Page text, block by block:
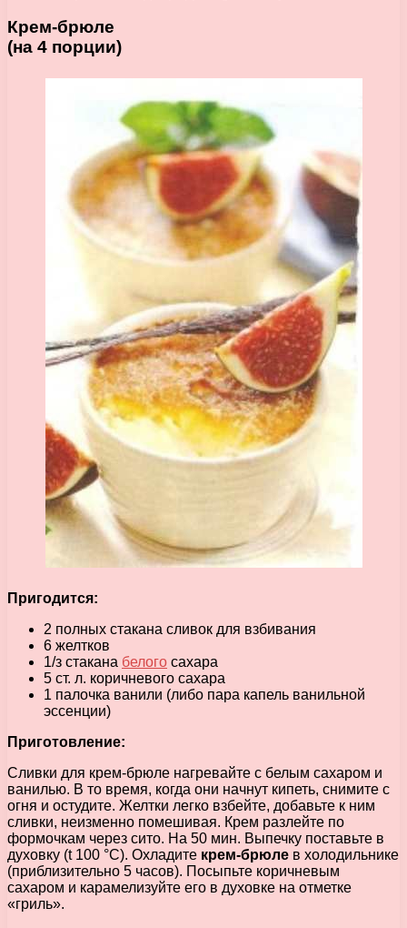
Крем-брюле
(на 4 порции)
Пригодится:
2 полных стакана сливок для взбивания
6 желтков
1/з стакана белого сахара
5 ст. л. коричневого сахара
1 палочка ванили (либо пара капель ванильной
эссенции)
Приготовление:
Сливки для крем-брюле нагревайте с белым сахаром и
ванилью. В то время, когда они начнут кипеть, снимите с
огня и остудите. Желтки легко взбейте, добавьте к ним
сливки, неизменно помешивая. Крем разлейте по
формочкам через сито. На 50 мин. Выпечку поставьте в
духовку (t 100 °С). Охладите крем-брюле в холодильнике
(приблизительно 5 часов). Посыпьте коричневым
сахаром и карамелизуйте его в духовке на отметке
«гриль».